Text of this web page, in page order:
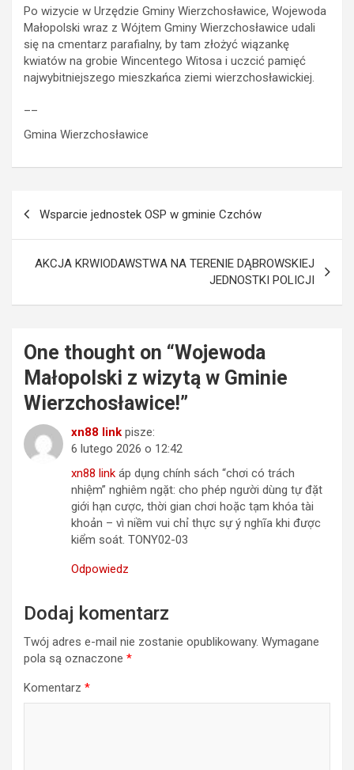
Po wizycie w Urzędzie Gminy Wierzchosławice, Wojewoda
Małopolski wraz z Wójtem Gminy Wierzchosławice udali
się na cmentarz parafialny, by tam złożyć wiązankę
kwiatów na grobie Wincentego Witosa i uczcić pamięć
najwybitniejszego mieszkańca ziemi wierzchosławickiej.
Gmina Wierzchosławice
wpisu
Wsparcie jednostek OSP w gminie Czchów
AKCJA KRWIODAWSTWA NA TERENIE DĄBROWSKIEJ
JEDNOSTKI POLICJI
One thought on “Wojewoda
Małopolski z wizytą w Gminie
Wierzchosławice!”
xn88 link pisze:
6 lutego 2026 o 12:42
xn88 link áp dụng chính sách “chơi có trách
nhiệm” nghiêm ngặt: cho phép người dùng tự đặt
giới hạn cược, thời gian chơi hoặc tạm khóa tài
khoản – vì niềm vui chỉ thực sự ý nghĩa khi được
kiểm soát. TONY02-03
Odpowiedz
Dodaj komentarz
Twój adres e-mail nie zostanie opublikowany. Wymagane
pola są oznaczone *
Komentarz *